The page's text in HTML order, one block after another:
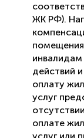
ЖК РФ).
действий
оплату
услуг
оплате